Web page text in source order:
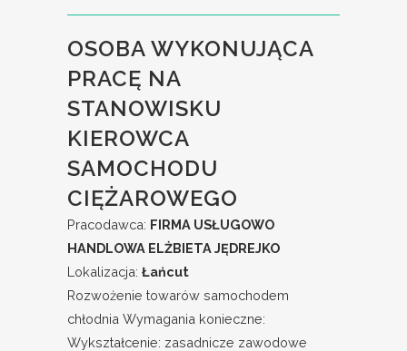
OSOBA WYKONUJĄCA
PRACĘ NA
STANOWISKU
KIEROWCA
SAMOCHODU
CIĘŻAROWEGO
Pracodawca: FIRMA USŁUGOWO
HANDLOWA ELŻBIETA JĘDREJKO
Lokalizacja: Łańcut
Rozwożenie towarów samochodem
chłodnia Wymagania konieczne:
Wykształcenie: zasadnicze zawodowe